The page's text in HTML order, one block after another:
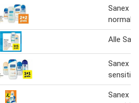
Sanex
normale
Alle
Sanex
Sanex